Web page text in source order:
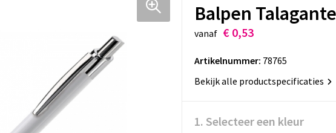
Balpen
vanaf € 0,53
Artikelnummer: 78765
Bekijk alle productspecificaties
1. Selecteer een kleur